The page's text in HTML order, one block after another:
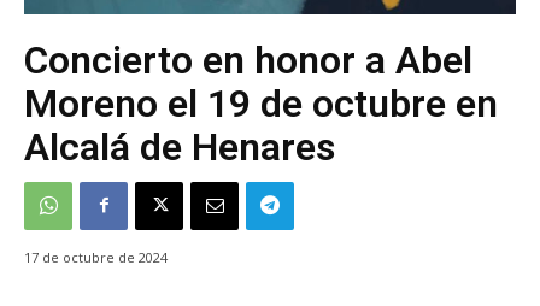
Concierto en honor a Abel
Moreno el 19 de octubre en
Alcalá de Henares
17 de octubre de 2024